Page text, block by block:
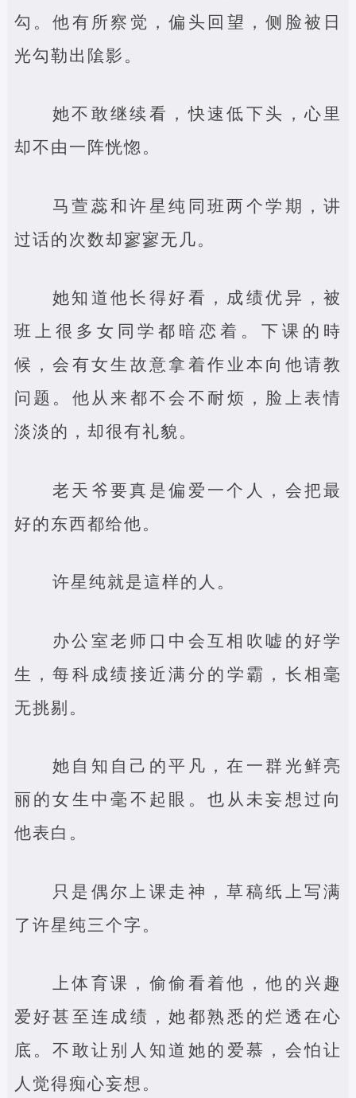
勾。他有所察觉，偏头回望，侧脸被日
光勾勒出隂影。
她不敢继续看，快速低下头，心里
却不由一阵恍惚。
马萱蕊和许星纯同班两个学期，讲
过话的次数却寥寥无几。
她知道他长得好看，成绩优异，被
班上很多女同学都暗恋着。下课的時
候，会有女生故意拿着作业本向他请教
问题。他从来都不会不耐烦，脸上表情
淡淡的，却很有礼貌。
老天爷要真是偏爱一个人，会把最
好的东西都给他。
许星纯就是這样的人。
办公室老师口中会互相吹嘘的好学
生，每科成绩接近满分的学霸，长相毫
无挑剔。
她自知自己的平凡，在一群光鲜亮
丽的女生中毫不起眼。也从未妄想过向
他表白。
只是偶尔上课走神，草稿纸上写满
了许星纯三个字。
上体育课，偷偷看着他，他的兴趣
爱好甚至连成绩，她都熟悉的烂透在心
底。不敢让别人知道她的爱慕，会怕让
人觉得痴心妄想。